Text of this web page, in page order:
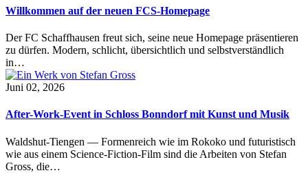
Willkommen auf der neuen FCS-Homepage
Der FC Schaffhausen freut sich, seine neue Homepage präsentieren
zu dürfen. Modern, schlicht, übersichtlich und selbstverständlich
in…
Juni 02, 2026
After-Work-Event in Schloss Bonndorf mit Kunst und Musik
Waldshut-Tiengen — Formenreich wie im Rokoko und futuristisch
wie aus einem Science-Fiction-Film sind die Arbeiten von Stefan
Gross, die…